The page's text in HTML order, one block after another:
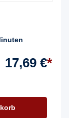
17,69 €*